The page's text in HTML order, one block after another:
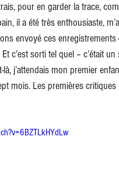
pour en garder la trace,
il a été très enthousiaste,
envoyé ces
c’est sorti tel quel – c’était
j’attendais mon premier
mois. Les premières